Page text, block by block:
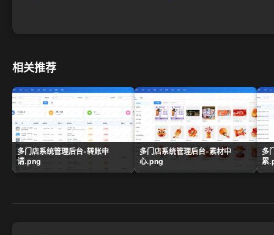
相关推荐
多门店系统管理后台-转账申
请.png
多门店系统管理后台-素材中
心.png
多
累